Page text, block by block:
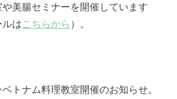
美腸セミナーを開催しています
ルはこちらから ）。
トナム料理教室開催のお知らせ。